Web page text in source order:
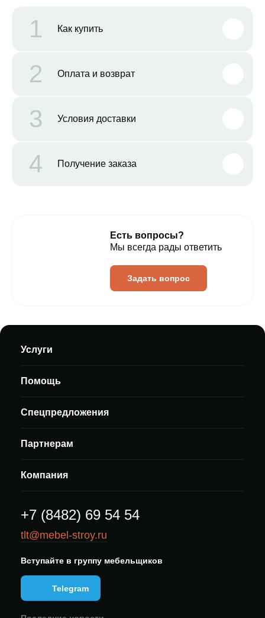
1 Как купить
2 Оплата и возврат
3 Условия доставки
4 Получение заказа
Есть вопросы?
Мы всегда рады ответить
Задать вопрос
Услуги
Помощь
Спецпредложения
Партнерам
Компания
+7 (8482) 69 54 54
tlt@mebel-stroy.ru
Вступайте в группу мебельщиков
Telegram